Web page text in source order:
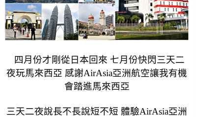
四月份才剛從日本回來 七月份快閃三天二
夜玩馬來西亞 感謝AirAsia亞洲航空讓我有機
會踏進馬來西亞
三天二夜說長不長說短不短 體驗AirAsia亞洲